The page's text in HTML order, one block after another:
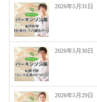
2026年5月31日
2026年5月30日
2026年5月29日